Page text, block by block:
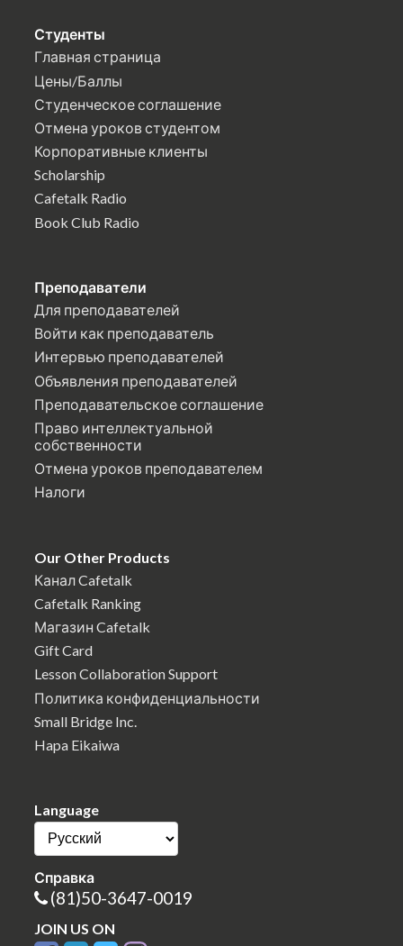
Студенты
Главная страница
Цены/Баллы
Студенческое соглашение
Отмена уроков студентом
Корпоративные клиенты
Scholarship
Cafetalk Radio
Book Club Radio
Преподаватели
Для преподавателей
Войти как преподаватель
Интервью преподавателей
Объявления преподавателей
Преподавательское соглашение
Право интеллектуальной
собственности
Отмена уроков преподавателем
Налоги
Our Other Products
Канал Cafetalk
Cafetalk Ranking
Магазин Cafetalk
Gift Card
Lesson Collaboration Support
Политика конфиденциальности
Small Bridge Inc.
Hapa Eikaiwa
Language
Справка
(81)50-3647-0019
JOIN US ON